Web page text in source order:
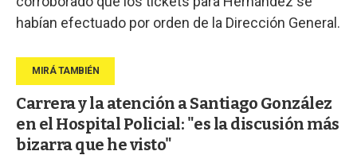
habían efectuado por orden de la Dirección General.
Carrera y la atención a Santiago González
en el Hospital Policial: "es la discusión más
bizarra que he visto"